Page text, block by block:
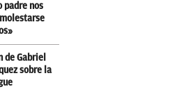
padre nos
de Gabriel
sobre la